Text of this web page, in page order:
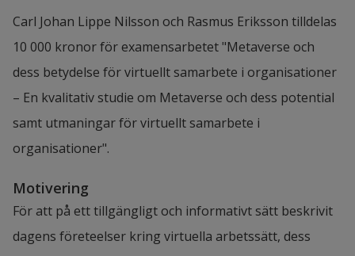
Carl Johan Lippe Nilsson och Rasmus Eriksson tilldelas
10 000 kronor för examensarbetet "Metaverse och
dess betydelse för virtuellt samarbete i o​rganisationer
– En kvalitativ studie om Metaverse och dess potential
samt utmaningar för virtuellt samarbete i
organisationer".
Motivering
För att på ett tillgängligt och informativt sätt beskrivit
dagens företeelser kring virtuella arbetssätt, dess